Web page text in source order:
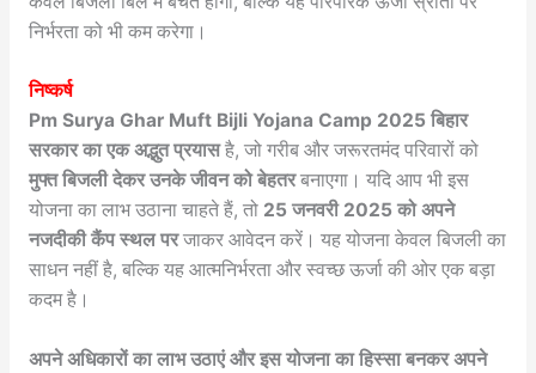
निर्भरता को भी कम करेगा।
निष्कर्ष
Pm Surya Ghar Muft Bijli Yojana Camp 2025 बिहार
सरकार का एक अद्भुत प्रयासहै, जो गरीब और जरूरतमंद परिवारों को
मुफ्त बिजली देकर उनके जीवन को बेहतरबनाएगा। यदि आप भी इस
योजना का लाभ उठाना चाहते हैं, तो25 जनवरी 2025 को अपने
नजदीकी कैंप स्थल परजाकर आवेदन करें। यह योजना केवल बिजली का
साधन नहीं है, बल्कि यह आत्मनिर्भरता और स्वच्छ ऊर्जा की ओर एक बड़ा
कदम है।
अपने अधिकारों का लाभ उठाएं और इस योजना का हिस्सा बनकर अपने